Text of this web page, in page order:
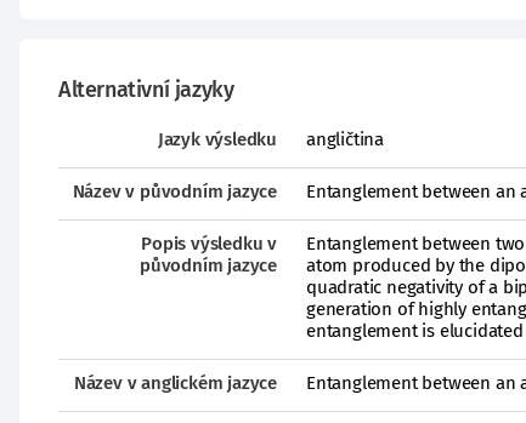
Alternativní jazyky
Jazyk výsledku angličtina
Název v původním jazyce Entanglement between
Popis výsledku v
původním jazyce
Entanglement between
atom produced by the
quadratic negativity of a
generation of highly
entanglement is
Název v anglickém jazyce Entanglement between